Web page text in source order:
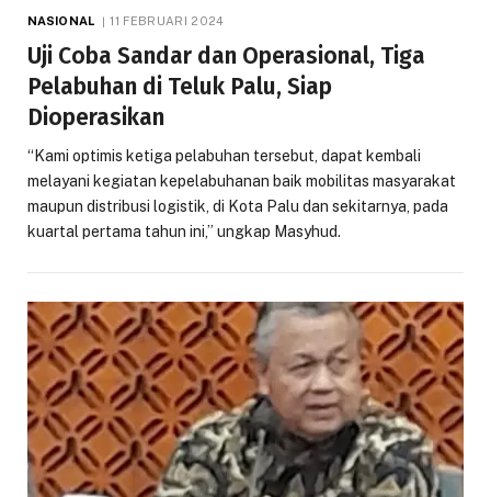
NASIONAL 11 FEBRUARI 2024
Uji Coba Sandar dan Operasional, Tiga
Pelabuhan di Teluk Palu, Siap
Dioperasikan
“Kami optimis ketiga pelabuhan tersebut, dapat kembali
melayani kegiatan kepelabuhanan baik mobilitas masyarakat
maupun distribusi logistik, di Kota Palu dan sekitarnya, pada
kuartal pertama tahun ini,” ungkap Masyhud.